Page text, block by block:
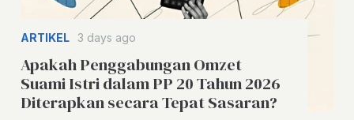
ARTIKEL 3 days ago
Apakah Penggabungan Omzet
Suami Istri dalam PP 20 Tahun 2026
Diterapkan secara Tepat Sasaran?